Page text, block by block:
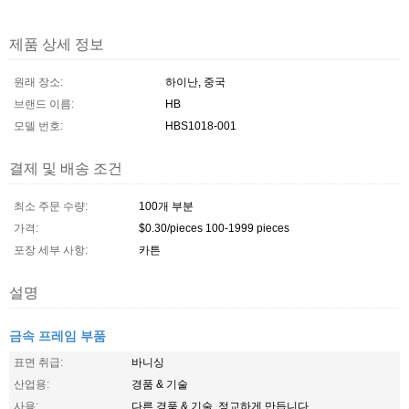
제품 상세 정보
원래 장소:
하이난, 중국
브랜드 이름:
HB
모델 번호:
HBS1018-001
결제 및 배송 조건
최소 주문 수량:
100개 부분
가격:
$0.30/pieces 100-1999 pieces
포장 세부 사항:
카튼
설명
금속 프레임 부품
표면 취급:
바니싱
산업용:
경품 & 기술
사용:
다른 경품 & 기술, 정교하게 만듭니다